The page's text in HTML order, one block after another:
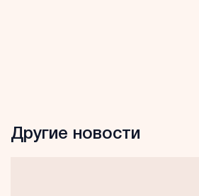
Другие новости